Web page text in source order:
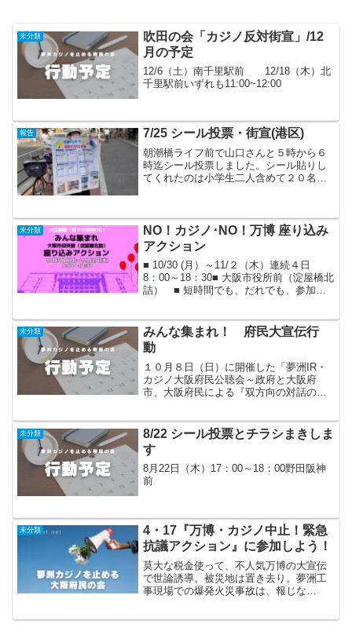
未分類
吹田の会「カジノ反対街宣」/12
月の予定
12/6（土）南千里駅前 12/18（木）北
千里駅前いずれも11:00~12:00
報告 7/25 シール投票・街宣(港区)
朝潮橋ライフ前で山口さんと５時から６
時迄シール投票しました。シール貼りし
てくれたのは小学生二人含めて２０名、
いても行きたい方もいます...
未分類
NO！カジノ･NO！万博 座り込み
アクション
■ 10/30 (月）～11/２（木）連続４日
8：00～18：30■ 大阪市役所前（淀屋橋北
詰） ■ 短時間でも、だれでも、参加で
未分類
みんな集まれ！ 府民大宣伝行
動
１０月８日（日）に開催した「夢洲IR・
カジノ大阪府民公聴会～政府と大阪府
市、大阪府民による『双方向の対話の
ることができました。 それを踏まえて、
夢洲万博・カジノについてさ...
未分類
8/22 シール投票とチラシまきしま
す
8月22日（木）17：00～18：00野田阪神
前
未分類
4・17『万博・カジノ中止！緊急
抗議アクション』に参加しよう！
莫大な税金使って、不人気万博の大宣伝
で世論誘導。被災地は置き去り。夢洲工
事現場での爆発火災事故は、報じな